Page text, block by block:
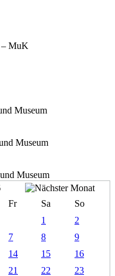
– MuK
Museum
Museum
Museum
Fr Sa
So
1
2
7 8
9
14 15
16
21 22
23